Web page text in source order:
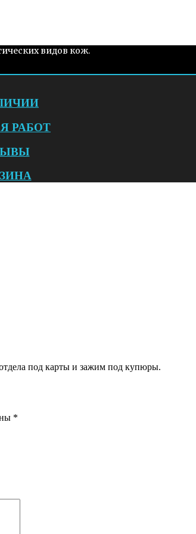
видов кож.
РАБОТ
под карты и зажим под купюры.
*